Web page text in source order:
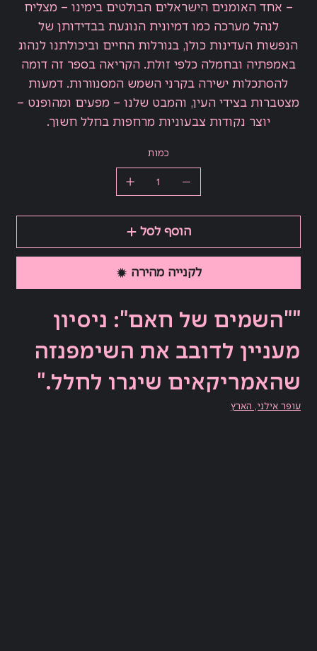
– אחד האומנים הישראלים הבולטים בימינו – מצליח
לנהל מערכה כמו דמיונית הנוגעת בבדידותן של
הנפשות העדינות כולן, בגורלות החיים וביכולתנו לנהוג
באמפתיה ובחמלה כלפי זולת. הקריאה בספר זה דומה
להסתכלות ישירה בקרני השמש המסנוורות. דמעות
מצטברות בצידי העין, והמבט שלנו – מפעים ומהופנט –
יוצר נקודות צבעוניות מרחפות בחלל חשוך.
כמות
הוסף לסל
לקנייה מהירה
""השמים של חאם": ניסיון
מעניין לדובב את השימפנזה
שהאמריקאים שיגרו לחלל."
עופר אילני, הארץ